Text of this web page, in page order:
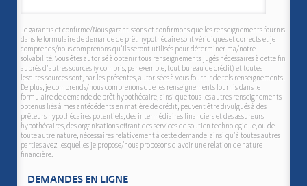
Je garantis et confirme/Nous garantissons et confirmons que les renseignements fournis
dans le formulaire de demande de prêt hypothécaire sont véridiques et corrects et je
comprends/nous comprenons qu'ils seront utilisés pour déterminer ma/notre
solvabilité. Vous êtes autorisé à obtenir tous renseignements jugés nécessaires à cette fin
auprès d'autres sources (y compris, par exemple, tout bureau de crédit) et toutes
lesdites sources sont, par les présentes, autorisées à vous fournir de tels renseignements.
De plus, je comprends/nous comprenons que les renseignements fournis dans le
formulaire de demande de prêt hypothécaire, ainsi que tous les autres renseignements
obtenus liés à mes antécédents en matière de crédit, peuvent être divulgués à des
prêteurs hypothécaires potentiels, des intermédiaires financiers et des assureurs
hypothécaires, des organisations offrant des services de soutien technologique, ou de
toute autre nature, nécessaires relativement à cette demande, ainsi qu'à toutes autres
parties avez lesquelles je propose/nous proposons d'avoir une relation de nature
financière.
DEMANDES EN LIGNE